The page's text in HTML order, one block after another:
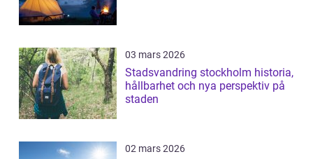
03 mars 2026
Stadsvandring stockholm historia,
hållbarhet och nya perspektiv på
staden
02 mars 2026